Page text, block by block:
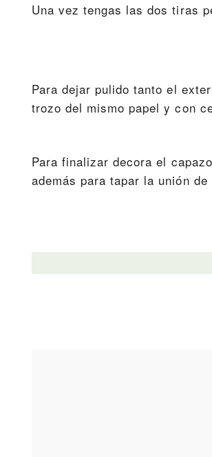
Una vez tengas las dos tiras
Para dejar pulido tanto el
trozo del mismo papel y con
Para finalizar decora el
además para tapar la unión